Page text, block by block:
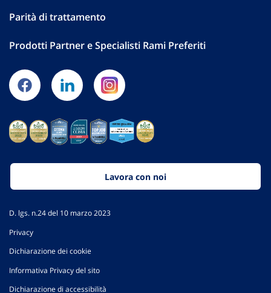
Parità di trattamento
Prodotti Partner e Specialisti Rami Preferiti
Lavora con noi
D. lgs. n.24 del 10 marzo 2023
Privacy
Dichiarazione dei cookie
Informativa Privacy del sito
Dichiarazione di accessibilità